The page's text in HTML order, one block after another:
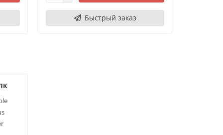
Быстрый заказ